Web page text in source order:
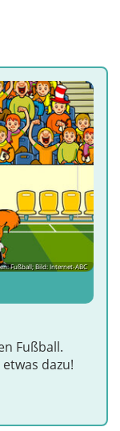
Fußball; Bild: Internet-ABC
Fußball.
dazu!